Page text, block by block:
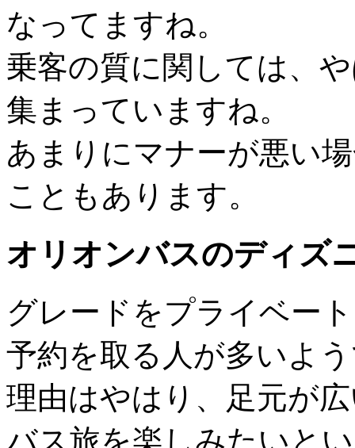
なってますね。
乗客の質に関しては、
集まっていますね。
あまりにマナーが悪い
こともあります。
オリオンバスのディズ
グレードをプライベー
予約を取る人が多いよ
理由はやはり、足元が
バス旅を楽しみたいと